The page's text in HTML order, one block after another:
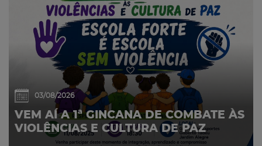
03/08/2026
VEM AÍ A 1ª GINCANA DE COMBATE ÀS
VIOLÊNCIAS E CULTURA DE PAZ